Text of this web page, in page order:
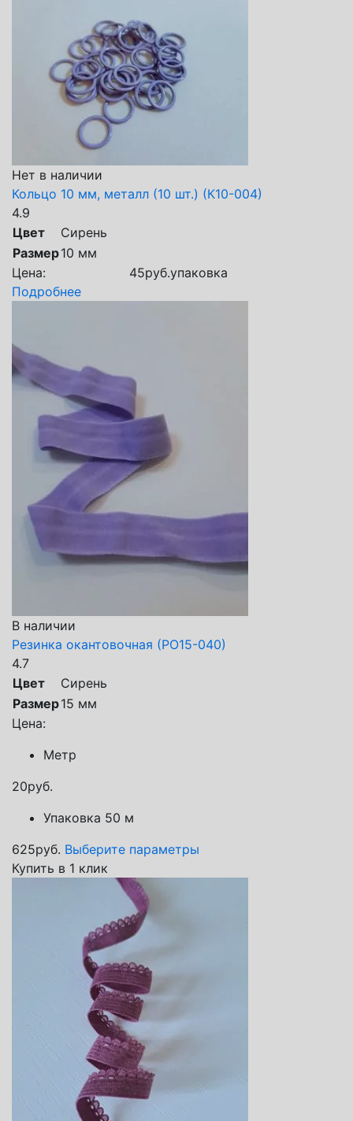
Нет в наличии
Кольцо 10 мм, металл (10 шт.) (К10-004)
4.9
Цвет
Сирень
Размер10 мм
Цена:
45руб.упаковка
Подробнее
В наличии
Резинка окантовочная (РО15-040)
4.7
Цвет
Сирень
Размер15 мм
Цена:
Метр
20руб.
Упаковка 50 м
625руб. Выберите параметры
Купить в 1 клик